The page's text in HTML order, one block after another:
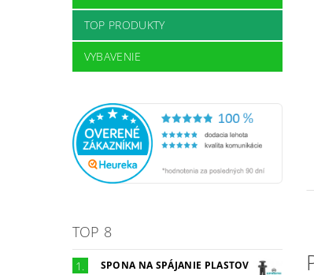
TOP PRODUKTY
VYBAVENIE
TOP 8
SPONA NA SPÁJANIE PLASTOV